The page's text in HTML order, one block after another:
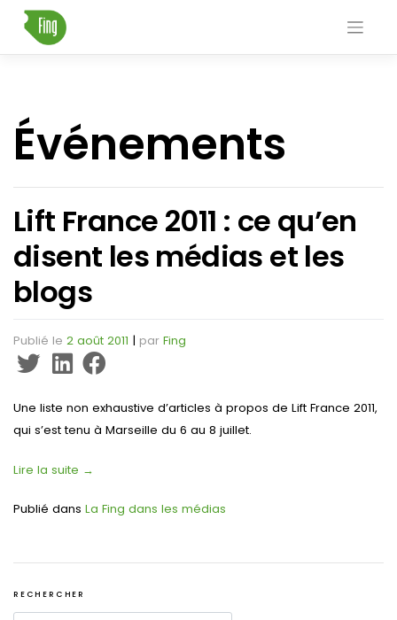
content
Événements
Lift France 2011 : ce qu’en
disent les médias et les
blogs
Publié le 2 août 2011 | par Fing
Une liste non exhaustive d’articles à propos de Lift France 2011,
qui s’est tenu à Marseille du 6 au 8 juillet.
Lire la suite →
Publié dans La Fing dans les médias
RECHERCHER